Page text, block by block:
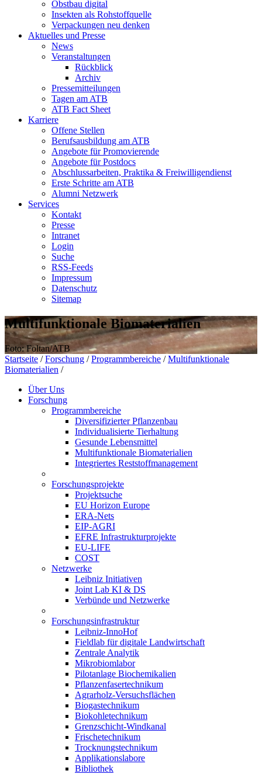
Obstbau digital
Insekten als Rohstoffquelle
Verpackungen neu denken
Aktuelles und Presse
News
Veranstaltungen
Rückblick
Archiv
Pressemitteilungen
Tagen am ATB
ATB Fact Sheet
Karriere
Offene Stellen
Berufsausbildung am ATB
Angebote für Promovierende
Angebote für Postdocs
Abschlussarbeiten, Praktika & Freiwilligendienst
Erste Schritte am ATB
Alumni Netzwerk
Services
Kontakt
Presse
Intranet
Login
Suche
RSS-Feeds
Impressum
Datenschutz
Sitemap
Multifunktionale Biomaterialien
Foto: Foltan/ATB
Startseite / Forschung / Programmbereiche / Multifunktionale
Biomaterialien /
Über Uns
Forschung
Programmbereiche
Diversifizierter Pflanzenbau
Individualisierte Tierhaltung
Gesunde Lebensmittel
Multifunktionale Biomaterialien
Integriertes Reststoffmanagement
Forschungsprojekte
Projektsuche
EU Horizon Europe
ERA-Nets
EIP-AGRI
EFRE Infrastrukturprojekte
EU-LIFE
COST
Netzwerke
Leibniz Initiativen
Joint Lab KI & DS
Verbünde und Netzwerke
Forschungsinfrastruktur
Leibniz-InnoHof
Fieldlab für digitale Landwirtschaft
Zentrale Analytik
Mikrobiomlabor
Pilotanlage Biochemikalien
Pflanzenfasertechnikum
Agrarholz-Versuchsflächen
Biogastechnikum
Biokohletechnikum
Grenzschicht-Windkanal
Frischetechnikum
Trocknungstechnikum
Applikationslabore
Bibliothek